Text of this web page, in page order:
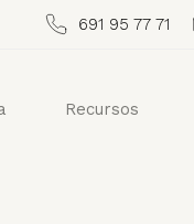
691 95 77 71
Recursos